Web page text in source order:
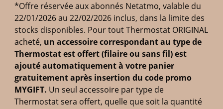
*Offre réservée aux abonnés Netatmo, valable du
22/01/2026 au 22/02/2026 inclus, dans la limite des
stocks disponibles. Pour tout Thermostat ORIGINAL
acheté, un accessoire correspondant au type de
Thermostat est offert (filaire ou sans fil) est
ajouté automatiquement à votre panier
gratuitement après insertion du code promo
MYGIFT. Un seul accessoire par type de
Thermostat sera offert, quelle que soit la quantité